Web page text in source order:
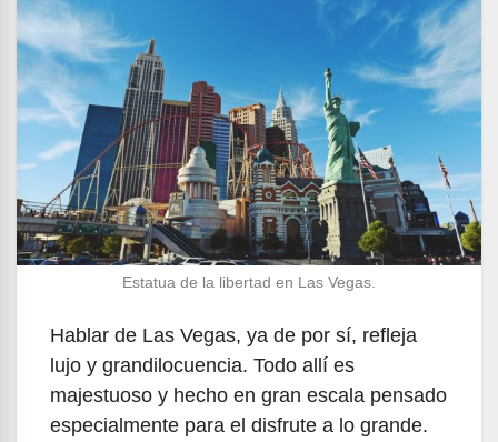
Estatua de la libertad en Las Vegas.
Hablar de Las Vegas, ya de por sí, refleja
lujo y grandilocuencia. Todo allí es
majestuoso y hecho en gran escala pensado
especialmente para el disfrute a lo grande.